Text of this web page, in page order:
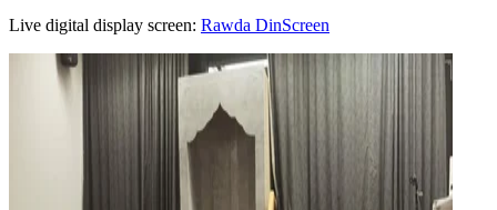
Live digital display screen: Rawda DinScreen